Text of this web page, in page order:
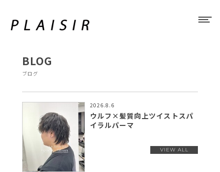
BLOG
ブログ
2026.8.6
ウルフ×髪質向上ツイストスパ
イラルパーマ